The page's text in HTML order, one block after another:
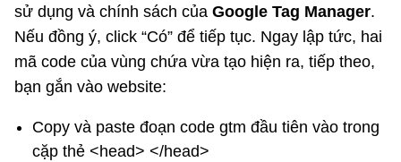
sử dụng và chính sách của Google Tag Manager.
Nếu đồng ý, click “Có” để tiếp tục. Ngay lập tức, hai
mã code của vùng chứa vừa tạo hiện ra, tiếp theo,
bạn gắn vào website:
Copy và paste đoạn code gtm đầu tiên vào trong
cặp thẻ <head> </head>